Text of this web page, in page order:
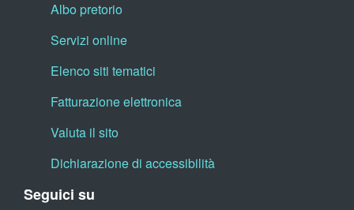
Albo pretorio
Servizi online
Elenco siti tematici
Fatturazione elettronica
Valuta il sito
Dichiarazione di accessibilità
Seguici su